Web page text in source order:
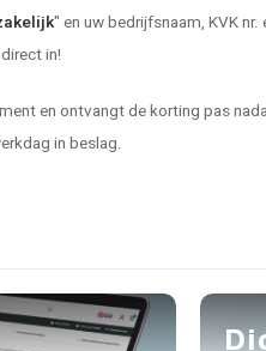
" en uw bedrijfsnaam, KVK
in!
en ontvangt de korting pas
in beslag.